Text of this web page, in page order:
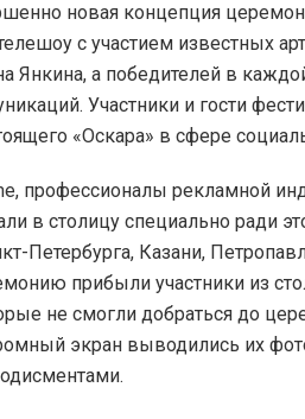
новая концепция
с участием известных
Янкина, а победителей в
Участники и гости
«Оскара» в сфере
профессионалы рекламной
в столицу специально ради
Петербурга, Казани,
прибыли участники из
не смогли добраться до
экран выводились их